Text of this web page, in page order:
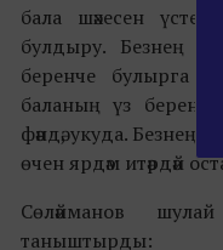
бала шәхесен
булдыру. Безнең
беренче булырга
баланың үз
фәндә, укуда. Безнең
өчен ярдәм итәрдәй
Сөләйманов
таныштырды: